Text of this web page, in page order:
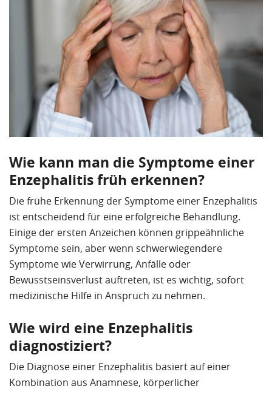
Wie kann man die Symptome einer
Enzephalitis früh erkennen?
Die frühe Erkennung der Symptome einer Enzephalitis
ist entscheidend für eine erfolgreiche Behandlung.
Einige der ersten Anzeichen können grippeähnliche
Symptome sein, aber wenn schwerwiegendere
Symptome wie Verwirrung, Anfälle oder
Bewusstseinsverlust auftreten, ist es wichtig, sofort
medizinische Hilfe in Anspruch zu nehmen.
Wie wird eine Enzephalitis
diagnostiziert?
Die Diagnose einer Enzephalitis basiert auf einer
Kombination aus Anamnese, körperlicher